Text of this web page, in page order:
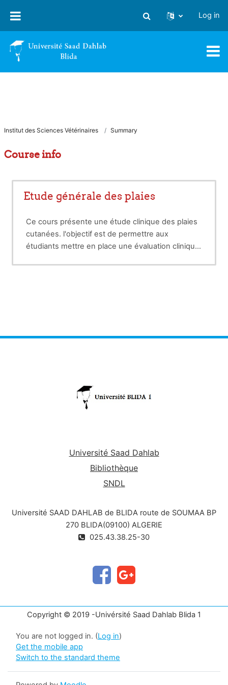
Toggle search input
Log in
Institut des Sciences Vétérinaires Summary
Course info
Etude générale des plaies
Ce cours présente une étude clinique des plaies
cutanées. l'objectif est de permettre aux
étudiants mettre en place une évaluation clinique
Université Saad Dahlab
Bibliothèque
SNDL
Université SAAD DAHLAB de BLIDA route de SOUMAA BP
270 BLIDA(09100) ALGERIE
025.43.38.25-30
Copyright © 2019 -Univérsité Saad Dahlab Blida 1
You are not logged in. (Log in)
Get the mobile app
Switch to the standard theme